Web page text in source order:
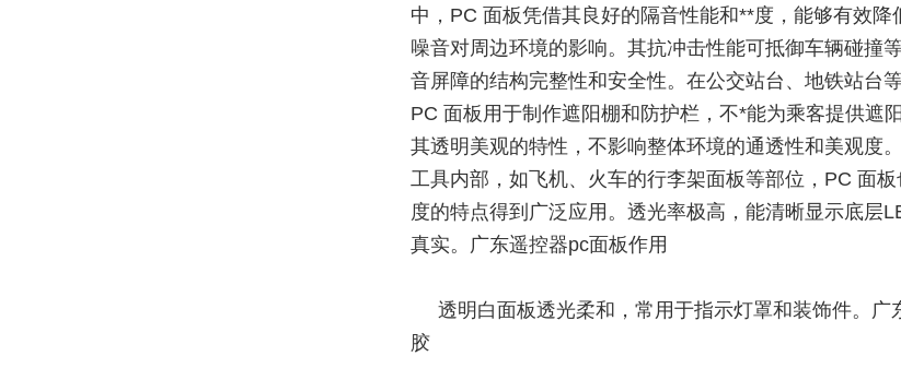
中，PC 面板凭借其良好的隔音性能和**度，能够有效降
噪音对周边环境的影响。其抗冲击性能可抵御车辆碰撞
音屏障的结构完整性和安全性。在公交站台、地铁站台
PC 面板用于制作遮阳棚和防护栏，不*能为乘客提供遮
其透明美观的特性，不影响整体环境的通透性和美观度
工具内部，如飞机、火车的行李架面板等部位，PC 面
度的特点得到广泛应用。透光率极高，能清晰显示底层
真实。广东遥控器pc面板作用
透明白面板透光柔和，常用于指示灯罩和装饰件。广
胶